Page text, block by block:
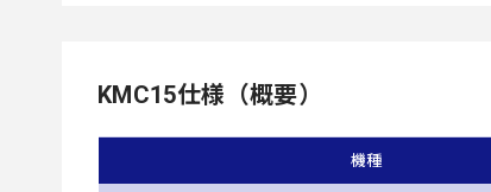
KMC15仕様（概要）
機種